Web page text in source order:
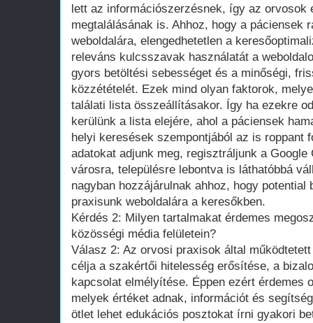
lett az információszerzésnek, így az orvosok
megtalálásának is. Ahhoz, hogy a páciensek
weboldalára, elengedhetetlen a
releváns kulcsszavak használatát a
gyors betöltési sebességet és a minőségi,
közzétételét. Ezek mind olyan faktorok,
találati lista összeállításakor. Így ha ezekre
kerülünk a lista elejére, ahol a páciensek
helyi keresések szempontjából az is roppant
adatokat adjunk meg, regisztráljunk a
városra, településre lebontva is láthatóbbá
nagyban hozzájárulnak ahhoz, hogy potential
praxisunk weboldalára a keresőkben.
Kérdés 2: Milyen tartalmakat érdemes
közösségi média felületein?
Válasz 2: Az orvosi praxisok által
célja a szakértői hitelesség erősítése, a
kapcsolat elmélyítése. Éppen ezért érdemes
melyek értéket adnak, információt és
ötlet lehet edukációs posztokat írni gyakori